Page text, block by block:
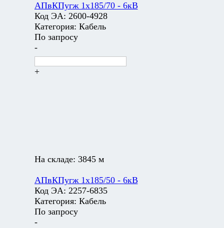
АПвКПугж 1х185/70 - 6кВ
Код ЭА: 2600-4928
Категория: Кабель
По запросу
-
+
На складе: 3845 м
АПвКПугж 1х185/50 - 6кВ
Код ЭА: 2257-6835
Категория: Кабель
По запросу
-